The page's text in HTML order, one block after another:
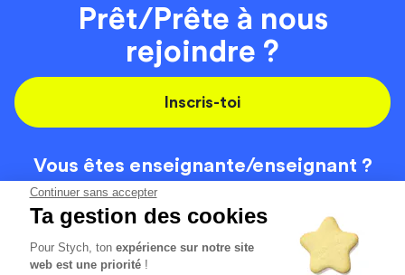
Continuer sans accepter
Ta gestion des cookies
Pour Stych, tonexpérience sur notre site
web est une priorité !
Prêt/Prête à nous
rejoindre ?
Inscris-toi
Vous êtes enseignante/enseignant ?
On recrute
Code de la route
Contact